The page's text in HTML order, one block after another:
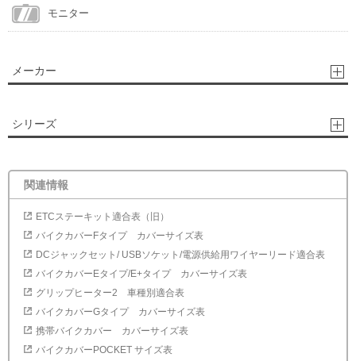
モニター
メーカー
シリーズ
関連情報
ETCステーキット適合表（旧）
バイクカバーFタイプ カバーサイズ表
DCジャックセット/ USBソケット/電源供給用ワイヤーリード適合表
バイクカバーEタイプ/E+タイプ カバーサイズ表
グリップヒーター2 車種別適合表
バイクカバーGタイプ カバーサイズ表
携帯バイクカバー カバーサイズ表
バイクカバーPOCKET サイズ表